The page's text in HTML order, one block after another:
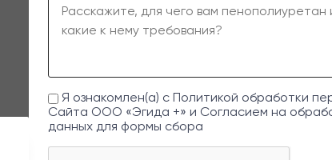
Я ознакомлен(а) с Политикой обработки
Сайта ООО «Эгида +» и Согласием на
данных для формы сбора